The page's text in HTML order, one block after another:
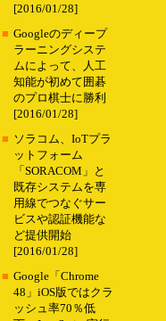
[2016/01/28]
■ Googleのディープ
ラーニングシステ
ムによって、人工
知能が初めて囲碁
のプロ棋士に勝利
[2016/01/28]
■ ソラコム、IoTプラ
ットフォーム
「SORACOM」と
既存システムを専
用線でつなぐサー
ビスや認証機能な
ど提供開始
[2016/01/28]
■ Google「Chrome
48」iOS版ではクラ
ッシュ率70％低